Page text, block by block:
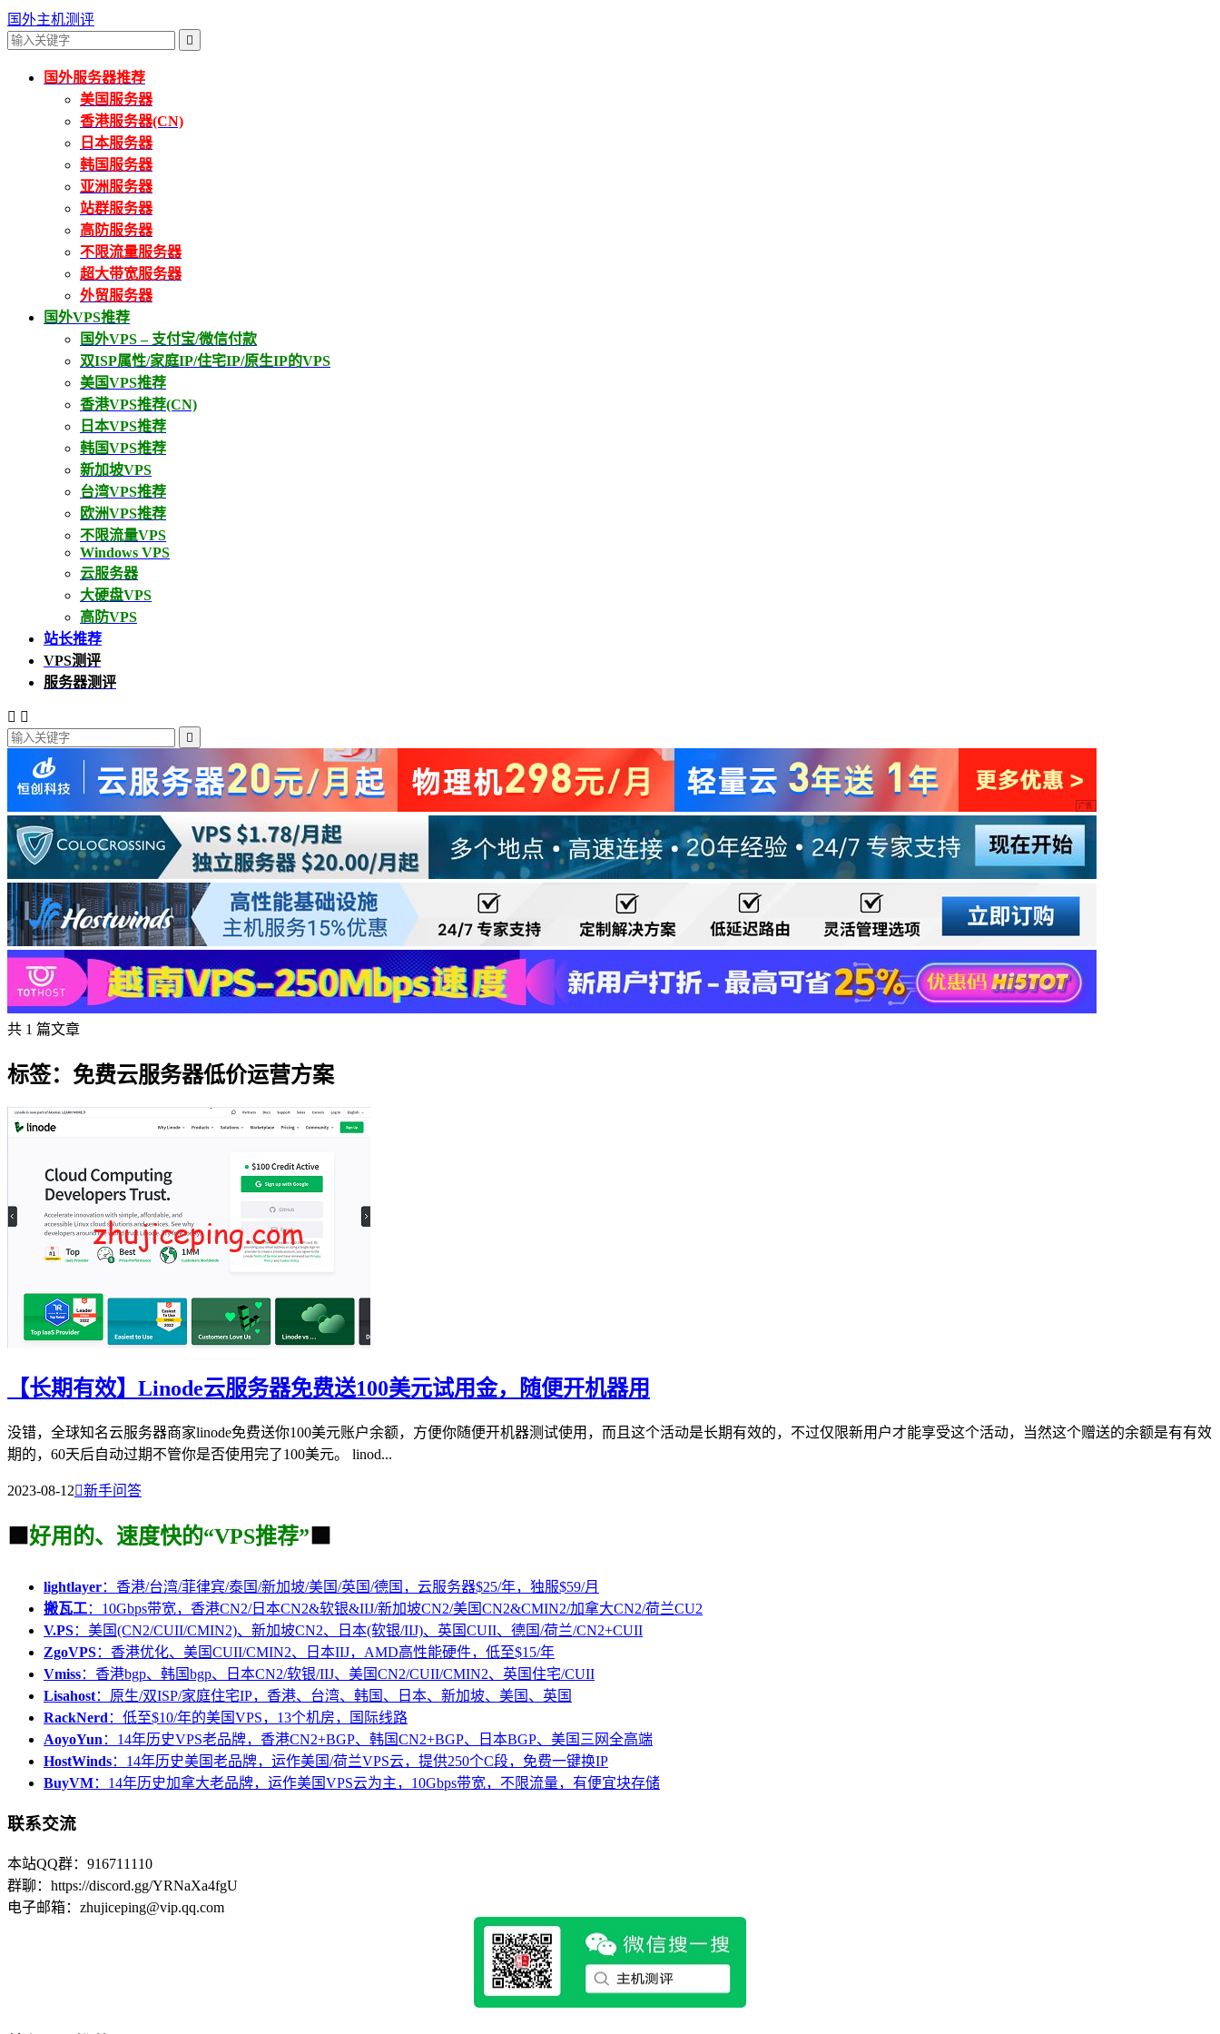
国外主机测评

国外服务器推荐
美国服务器
香港服务器(CN)
日本服务器
韩国服务器
亚洲服务器
站群服务器
高防服务器
不限流量服务器
超大带宽服务器
外贸服务器
国外VPS推荐
国外VPS – 支付宝/微信付款
双ISP属性/家庭IP/住宅IP/原生IP的VPS
美国VPS推荐
香港VPS推荐(CN)
日本VPS推荐
韩国VPS推荐
新加坡VPS
台湾VPS推荐
欧洲VPS推荐
不限流量VPS
Windows VPS
云服务器
大硬盘VPS
高防VPS
站长推荐
VPS测评
服务器测评
 

共 1 篇文章
标签：免费云服务器低价运营方案
【长期有效】Linode云服务器免费送100美元试用金，随便开机器用
没错，全球知名云服务器商家linode免费送你100美元账户余额，方便你随便开机器测试使用，而且这个活动是长期有效的，不过仅限新用户才能享受这个活动，当然这个赠送的余额是有有效
期的，60天后自动过期不管你是否使用完了100美元。 linod...
2023-08-12新手问答
🟩 好用的、速度快的“VPS推荐” 🟩
lightlayer：香港/台湾/菲律宾/泰国/新加坡/美国/英国/德国，云服务器$25/年，独服$59/月
搬瓦工：10Gbps带宽，香港CN2/日本CN2&软银&IIJ/新加坡CN2/美国CN2&CMIN2/加拿大CN2/荷兰CU2
V.PS：美国(CN2/CUII/CMIN2)、新加坡CN2、日本(软银/IIJ)、英国CUII、德国/荷兰/CN2+CUII
ZgoVPS：香港优化、美国CUII/CMIN2、日本IIJ，AMD高性能硬件，低至$15/年
Vmiss：香港bgp、韩国bgp、日本CN2/软银/IIJ、美国CN2/CUII/CMIN2、英国住宅/CUII
Lisahost：原生/双ISP/家庭住宅IP，香港、台湾、韩国、日本、新加坡、美国、英国
RackNerd：低至$10/年的美国VPS，13个机房，国际线路
AoyoYun：14年历史VPS老品牌，香港CN2+BGP、韩国CN2+BGP、日本BGP、美国三网全高端
HostWinds：14年历史美国老品牌，运作美国/荷兰VPS云，提供250个C段，免费一键换IP
BuyVM：14年历史加拿大老品牌，运作美国VPS云为主，10Gbps带宽，不限流量，有便宜块存储
联系交流
本站QQ群：916711110
群聊：https://discord.gg/YRNaXa4fgU
电子邮箱：zhujiceping@vip.qq.com